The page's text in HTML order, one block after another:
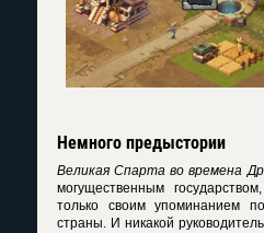
Немного предыстории
Великая Спарта во времена
могущественным
только своим упоминанием
страны. И никакой